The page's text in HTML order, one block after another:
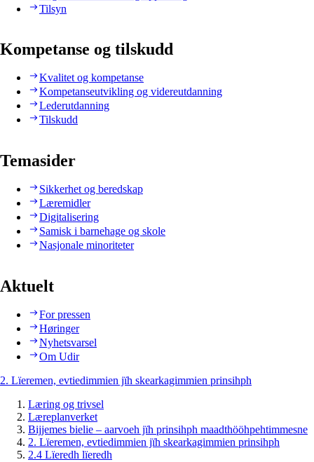
Tilsyn
Kompetanse og tilskudd
Kvalitet og kompetanse
Kompetanseutvikling og videreutdanning
Lederutdanning
Tilskudd
Temasider
Sikkerhet og beredskap
Læremidler
Digitalisering
Samisk i barnehage og skole
Nasjonale minoriteter
Aktuelt
For pressen
Høringer
Nyhetsvarsel
Om Udir
2. Lïeremen, evtiedimmien jïh skearkagimmien prinsihph
Læring og trivsel
Læreplanverket
Bijjemes bielie – aarvoeh jïh prinsihph maadthööhpehtimmesne
2. Lïeremen, evtiedimmien jïh skearkagimmien prinsihph
2.4 Lïeredh lïeredh